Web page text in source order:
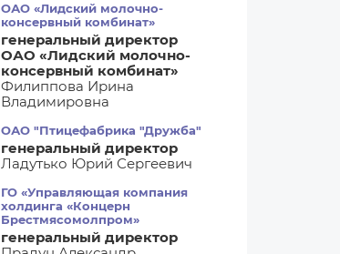
ОАО «Лидский молочно-
консервный комбинат»
генеральный директор
ОАО «Лидский молочно-
консервный комбинат»
Филиппова Ирина
Владимировна
ОАО "Птицефабрика "Дружба"
генеральный директор
Ладутько Юрий Сергеевич
ГО «Управляющая компания
холдинга «Концерн
Брестмясомолпром»
генеральный директор